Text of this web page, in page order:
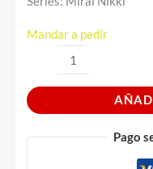
Mandar a pedir
Pago